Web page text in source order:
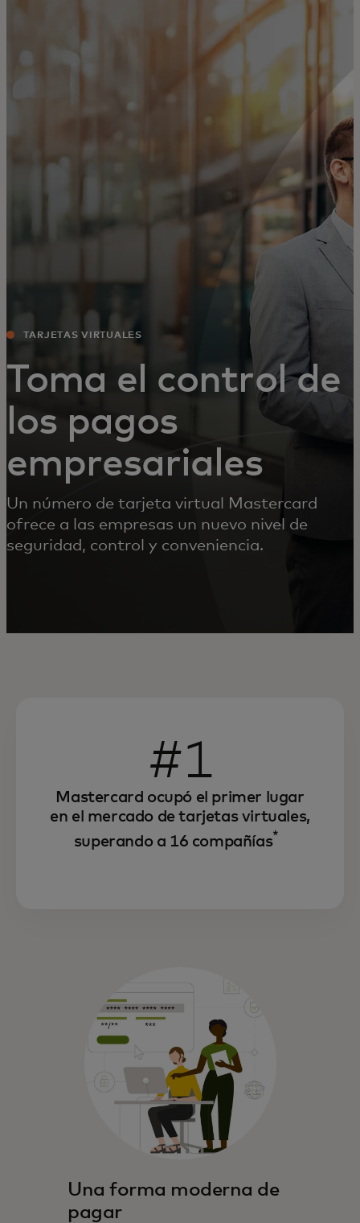
Para empresas
Noticias y tendencias
TARJETAS VIRTUALES
Toma el control de
los pagos
empresariales
Un número de tarjeta virtual Mastercard
ofrece a las empresas un nuevo nivel de
seguridad, control y conveniencia.
#1
Mastercard ocupó el primer lugar
en el mercado de tarjetas virtuales,
superando a 16 compañías*
Una forma moderna de
pagar